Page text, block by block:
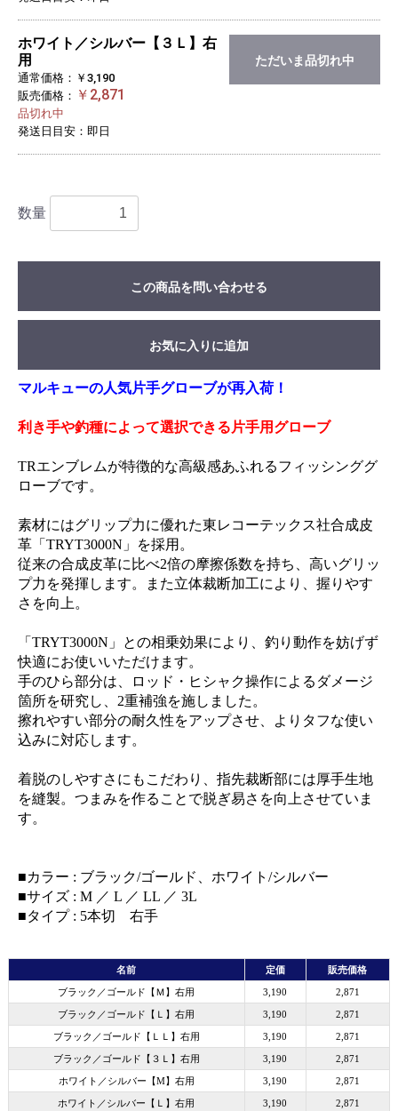
ホワイト／シルバー【３Ｌ】右
用
通常価格：￥3,190
販売価格： ￥2,871
品切れ中
発送日目安：即日
ただいま品切れ中
数量
この商品を問い合わせる
お気に入りに追加
マルキューの人気片手グローブが再入荷！
利き手や釣種によって選択できる片手用グローブ
TRエンブレムが特徴的な高級感あふれるフィッシンググ
ローブです。
素材にはグリップ力に優れた東レコーテックス社合成皮
革「TRYT3000N」を採用。
従来の合成皮革に比べ2倍の摩擦係数を持ち、高いグリッ
プ力を発揮します。また立体裁断加工により、握りやす
さを向上。
「TRYT3000N」との相乗効果により、釣り動作を妨げず
快適にお使いいただけます。
手のひら部分は、ロッド・ヒシャク操作によるダメージ
箇所を研究し、2重補強を施しました。
擦れやすい部分の耐久性をアップさせ、よりタフな使い
込みに対応します。
着脱のしやすさにもこだわり、指先裁断部には厚手生地
を縫製。つまみを作ることで脱ぎ易さを向上させていま
す。
■カラー : ブラック/ゴールド、ホワイト/シルバー
■サイズ : M ／ L ／ LL ／ 3L
■タイプ : 5本切 右手
名前 定価 販売価格
ブラック／ゴールド【Ｍ】右用 3,190 2,871
ブラック／ゴールド【Ｌ】右用 3,190 2,871
ブラック／ゴールド【ＬＬ】右用 3,190 2,871
ブラック／ゴールド【３Ｌ】右用 3,190 2,871
ホワイト／シルバー【M】右用 3,190 2,871
ホワイト／シルバー【Ｌ】右用 3,190 2,871